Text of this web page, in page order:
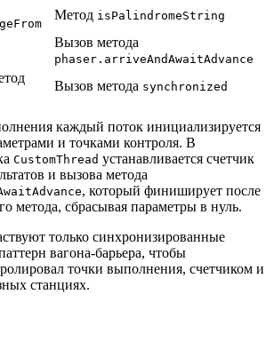
Метод isPalindromeString
Вызов метода
phaser.arriveAndAwaitAdvance
Вызов метода synchronized
каждый поток инициализируется
и точками контроля. В
CustomThread устанавливается счетчик
и вызова метода
, который финиширует после
метода, сбрасывая параметры в нуль.
только синхронизированные
вагона-барьера, чтобы
точки выполнения, счетчиком и
станциях.